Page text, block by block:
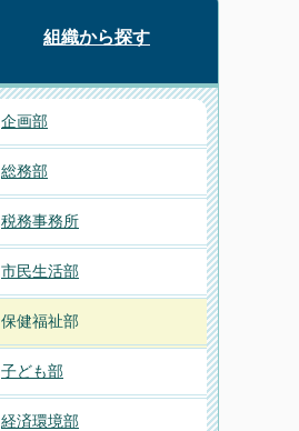
組織から探す
企画部
総務部
税務事務所
市民生活部
保健福祉部
子ども部
経済環境部